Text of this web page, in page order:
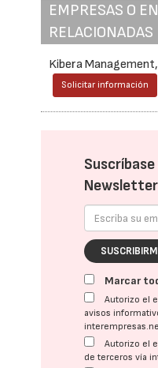
EMPRESAS O
RELACIONADAS
Kibera Management,
Solicitar información
Marcar
Autorizo el
avisos
Autorizo el
de terceros vía